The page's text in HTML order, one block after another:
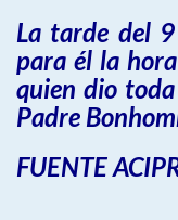
La tarde del
para él la
quien dio
Padre
FUENTE